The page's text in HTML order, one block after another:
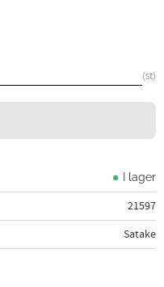
st
I lager
21597
Satake